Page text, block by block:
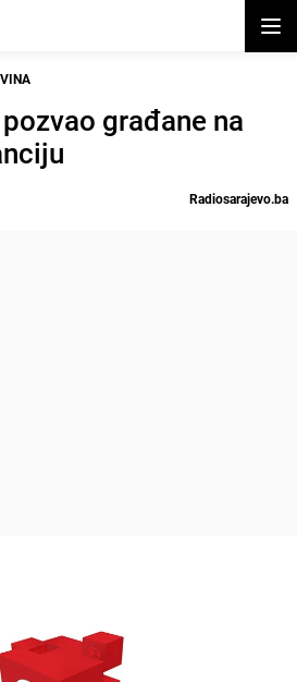
građane na
Radiosarajevo.ba